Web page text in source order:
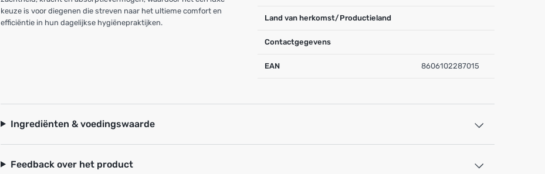
keuze is voor diegenen die streven naar het ultieme comfort en
efficiëntie in hun dagelijkse hygiënepraktijken.
Land van herkomst/Productieland
Contactgegevens
EAN 8606102287015
Ingrediënten & voedingswaarde
Feedback over het product